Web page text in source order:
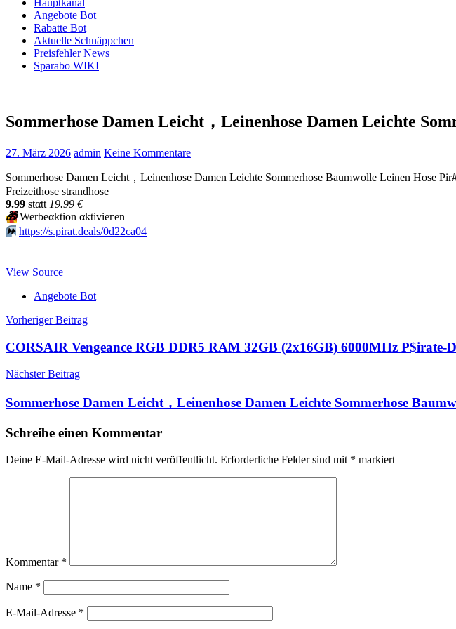
Hauptkanal
Angebote Bot
Rabatte Bot
Aktuelle Schnäppchen
Preisfehler News
Sparabo WIKI
Sommerhose Damen Leicht，Leinenhose Damen Leichte
27. März 2026 admin Keine Kommentare
Sommerhose Damen Leicht，Leinenhose Damen Leichte Sommerhose Baumwolle Leinen Hose
Freizeithose strandhose
9.99 stαtt 19.99 €
🎁Werbeαktion αktiviегеn
⏩️ https://s.pirat.deals/0d22ca04
View Source
Angebote Bot
Beitragsnavigation
Vorheriger Beitrag
CORSAIR Vengeance RGB DDR5 RAM 32GB (2x16GB) 6000MHz
Nächster Beitrag
Sommerhose Damen Leicht，Leinenhose Damen Leichte Sommerhose
Schreibe einen Kommentar
Deine E-Mail-Adresse wird nicht veröffentlicht. Erforderliche Felder sind mit * markiert
Kommentar *
Name *
E-Mail-Adresse *